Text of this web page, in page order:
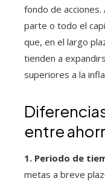
fondo de
parte o todo el
que, en el largo
tienden a
superiores a la
entre
1. Periodo de
metas a breve